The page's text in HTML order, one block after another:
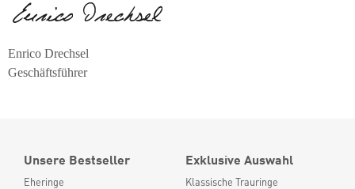
Enrico Drechsel
Geschäftsführer
Unsere Bestseller
Eheringe
Exklusive Auswahl
Klassische Trauringe